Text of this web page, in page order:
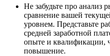
Не забудьте про анализ
сравнение вашей
уровнем. Представьте
средней заработной
опыте и квалификации,
повышение.